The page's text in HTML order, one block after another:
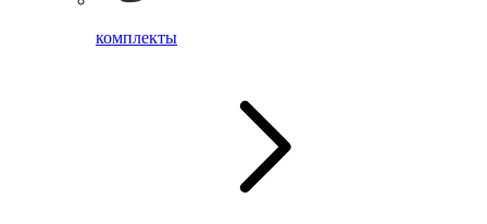
комплекты